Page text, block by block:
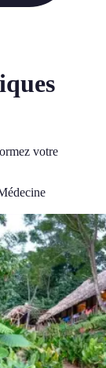
votre